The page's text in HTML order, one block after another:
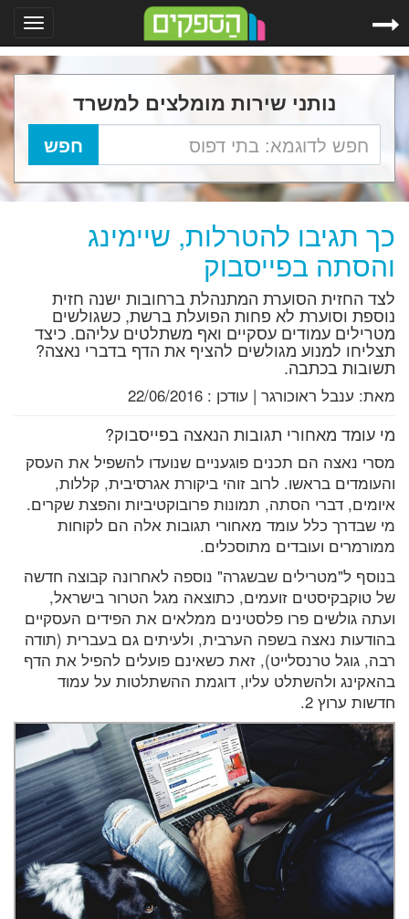
נותני שירות מומלצים למשרד
כך תגיבו להטרלות, שיימינג
והסתה בפייסבוק
לצד החזית הסוערת המתנהלת ברחובות ישנה חזית
נוספת וסוערת לא פחות הפועלת ברשת, כשגולשים
מטרילים עמודים עסקיים ואף משתלטים עליהם. כיצד
תצליחו למנוע מגולשים להציף את הדף בדברי נאצה?
תשובות בכתבה.
מאת: ענבל ראוכורגר | עודכן : 22/06/2016
מי עומד מאחורי תגובות הנאצה בפייסבוק?
מסרי נאצה הם תכנים פוגעניים שנועדו להשפיל את העסק
והעומדים בראשו. לרוב זוהי ביקורת אגרסיבית, קללות,
איומים, דברי הסתה, תמונות פרובוקטיביות והפצת שקרים.
מי שבדרך כלל עומד מאחורי תגובות אלה הם לקוחות
ממורמרים ועובדים מתוסכלים.
בנוסף ל"מטרילים שבשגרה" נוספה לאחרונה קבוצה חדשה
של טוקבקיסטים זועמים, כתוצאה מגל הטרור בישראל,
ועתה גולשים פרו פלסטינים ממלאים את הפידים העסקיים
בהודעות נאצה בשפה הערבית, ולעיתים גם בעברית (תודה
רבה, גוגל טרנסלייט), זאת כשאינם פועלים להפיל את הדף
בהאקינג ולהשתלט עליו, דוגמת ההשתלטות על עמוד
חדשות ערוץ 2.